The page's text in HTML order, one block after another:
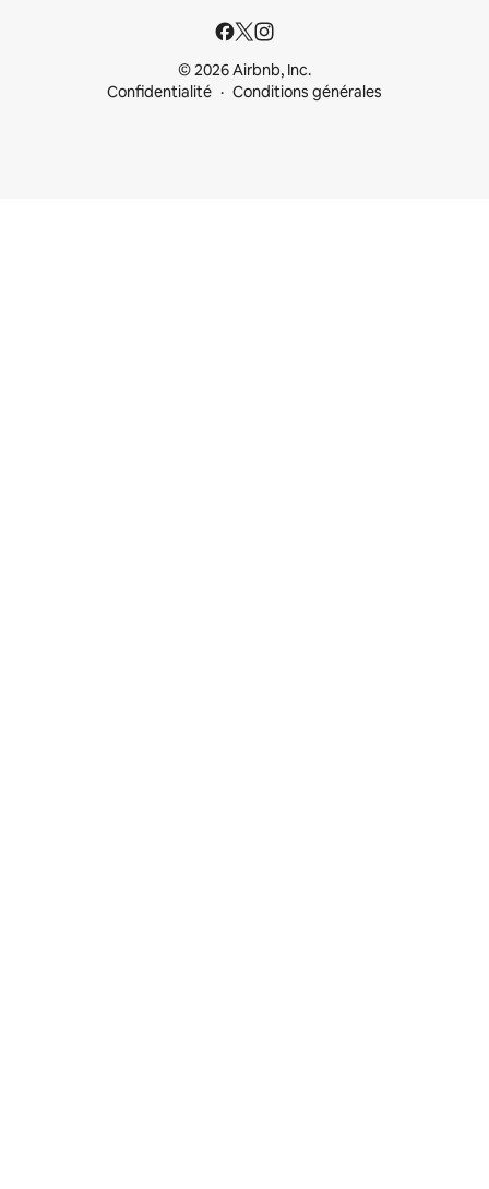
© 2026 Airbnb, Inc.
Confidentialité
Conditions générales